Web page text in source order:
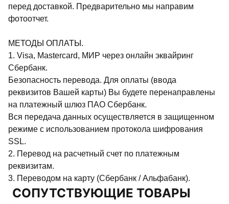
перед доставкой. Предварительно мы направим
фотоотчет.
МЕТОДЫ ОПЛАТЫ.
1. Visa, Mastercard, МИР через онлайн эквайринг
Сбербанк.
Безопасность перевода. Для оплаты (ввода
реквизитов Вашей карты) Вы будете перенаправлены
на платежный шлюз ПАО Сбербанк.
Вся передача данных осуществляется в защищенном
режиме с использованием протокола шифрования
SSL.
2. Перевод на расчетный счет по платежным
реквизитам.
3. Переводом на карту (Сбербанк / Альфабанк).
СОПУТСТВУЮЩИЕ ТОВАРЫ